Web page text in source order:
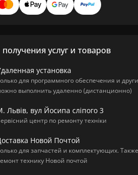
услуг и товаров
установка
для программного обеспечения и
выполнить удаленно (дистанционно)
Львів, вул Йосипа сліпого 3
центр по ремонту техніки
Новой Почтой
для запчастей и комплектующих.
технику Новой почтой